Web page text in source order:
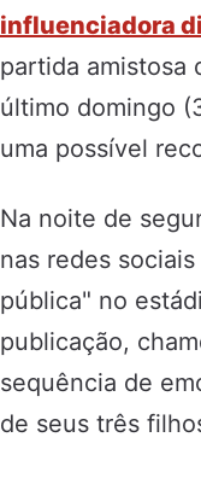
influenciadora
partida amistosa
último domingo
uma possível
Na noite de
nas redes
pública" no
publicação,
sequência de
de seus três